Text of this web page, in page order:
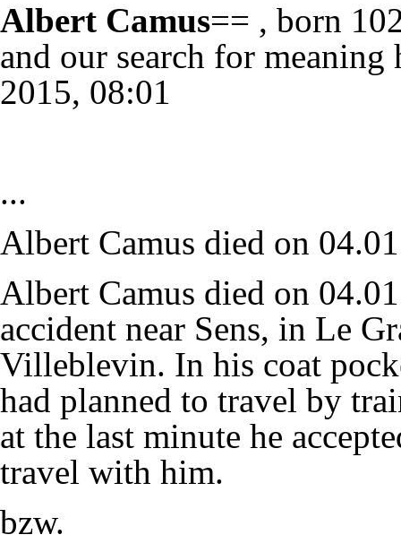
Albert Camus== , born
and our search for meaning
2015, 08:01
...
Albert Camus died on
Albert Camus died on
accident near Sens, in Le
Villeblevin. In his coat
had planned to travel by
at the last minute he
travel with him.
bzw.